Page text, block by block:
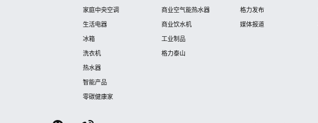
家庭中央空调
生活电器
冰箱
洗衣机
热水器
智能产品
零碳健康家
商业空气能热水器
商业饮水机
工业制品
格力泰山
格力发布
媒体报道